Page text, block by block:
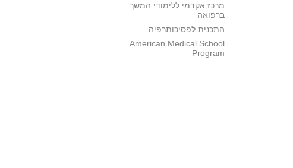
מרכז אקדמי ללימודי המשך
ברפואה
התכנית לפסיכותרפיה
American Medical School
Program